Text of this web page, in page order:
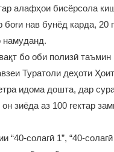
алафҳои бисёрсола
боғи нав бунёд карда, 20
намуданд.
бо оби полизӣ таъмин
Туратоли деҳоти
идома дошта, дар
зиёда аз 100 гектар
“40-солагӣ 1”, “40-солагӣ